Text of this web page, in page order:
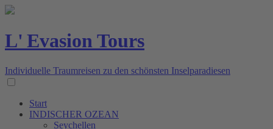
L' Evasion Tours
Individuelle Traumreisen zu den schönsten Inselparadiesen
Start
INDISCHER OZEAN
Seychellen